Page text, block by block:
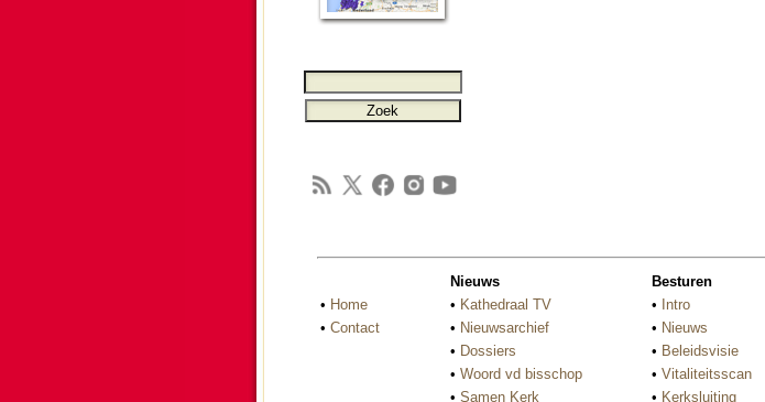
• Home
• Contact
Nieuws
• Kathedraal TV
• Nieuwsarchief
• Dossiers
• Woord vd bisschop
• Samen Kerk
Besturen
• Intro
• Nieuws
• Beleidsvisie
• Vitaliteitsscan
• Kerksluiting